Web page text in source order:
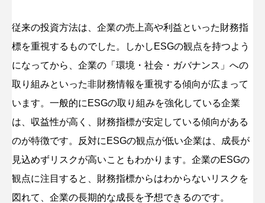
従来の投資方法は、企業の売上高や利益といった財務指
標を重視するものでした。しかしESGの観点を持つよう
になってから、企業の「環境・社会・ガバナンス」への
取り組みといった非財務情報を重視する傾向が広まって
います。一般的にESGの取り組みを強化している企業
は、収益性が高く、財務指標が安定している傾向がある
のが特徴です。反対にESGの観点が低い企業は、成長が
見込めずリスクが高いこともわかります。企業のESGの
観点に注目すると、財務指標からはわからないリスクを
図れて、企業の長期的な成長を予想できるのです。